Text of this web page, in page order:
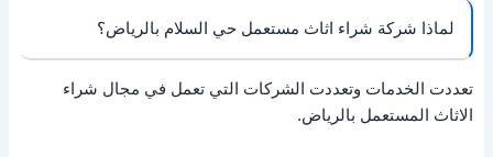
لماذا شركة شراء اثاث مستعمل حي السلام بالرياض؟
تعددت الخدمات وتعددت الشركات التي تعمل في مجال شراء
الاثاث المستعمل بالرياض.